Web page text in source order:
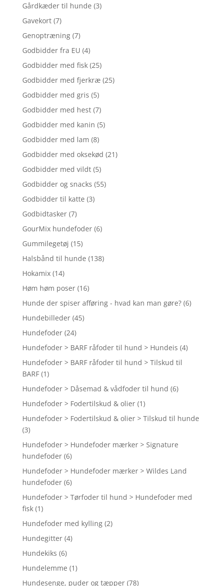
Gårdkæder til hunde (3)
Gavekort (7)
Genoptræning (7)
Godbidder fra EU (4)
Godbidder med fisk (25)
Godbidder med fjerkræ (25)
Godbidder med gris (5)
Godbidder med hest (7)
Godbidder med kanin (5)
Godbidder med lam (8)
Godbidder med oksekød (21)
Godbidder med vildt (5)
Godbidder og snacks (55)
Godbidder til katte (3)
Godbidtasker (7)
GourMix hundefoder (6)
Gummilegetøj (15)
Halsbånd til hunde (138)
Hokamix (14)
Høm høm poser (16)
Hunde der spiser afføring - hvad kan man gøre? (6)
Hundebilleder (45)
Hundefoder (24)
Hundefoder > BARF råfoder til hund > Hundeis (4)
Hundefoder > BARF råfoder til hund > Tilskud til
BARF (1)
Hundefoder > Dåsemad & vådfoder til hund (6)
Hundefoder > Fodertilskud & olier (1)
Hundefoder > Fodertilskud & olier > Tilskud til hunde
(3)
Hundefoder > Hundefoder mærker > Signature
hundefoder (6)
Hundefoder > Hundefoder mærker > Wildes Land
hundefoder (6)
Hundefoder > Tørfoder til hund > Hundefoder med
fisk (1)
Hundefoder med kylling (2)
Hundegitter (4)
Hundekiks (6)
Hundelemme (1)
Hundesenge, puder og tæpper (78)